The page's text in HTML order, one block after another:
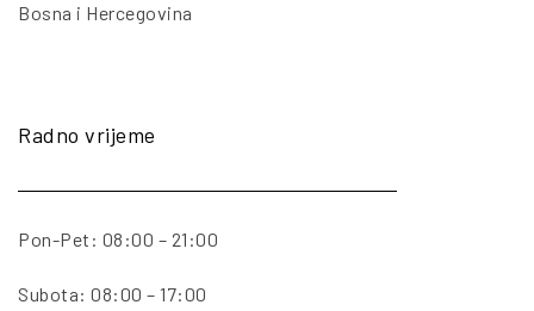
Bosna i Hercegovina
Radno vrijeme
Pon-Pet: 08:00 – 21:00
Subota: 08:00 – 17:00